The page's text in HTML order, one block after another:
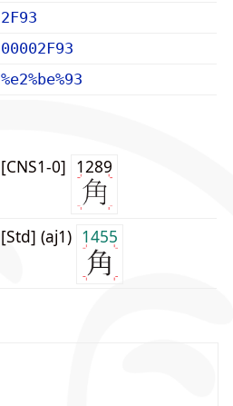
2F93
00002F93
%e2%be%93
[CNS1-0] 1289
[Std] (aj1) 1455